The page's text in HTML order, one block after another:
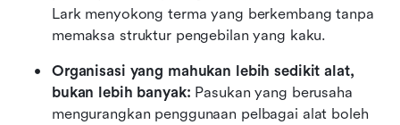
Lark menyokong terma yang berkembang tanpa
memaksa struktur pengebilan yang kaku.
Organisasi yang mahukan lebih sedikit alat,
bukan lebih banyak: Pasukan yang berusaha
mengurangkan penggunaan pelbagai alat boleh